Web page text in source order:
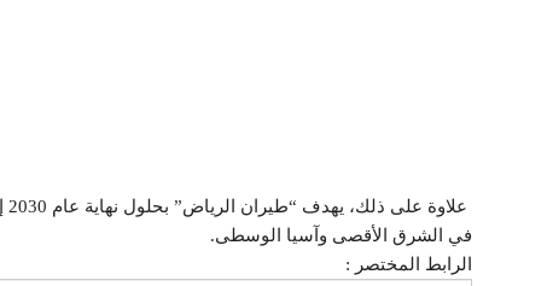
في الشرق الأقصى وآسيا الوسطى.
الرابط المختصر :